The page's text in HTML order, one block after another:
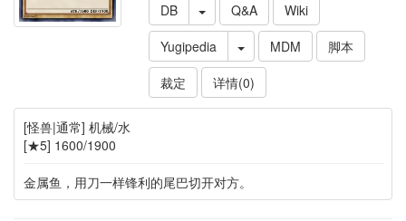
DB Q&A
Wiki
Yugipedia
MDM
脚本
裁定
详情(0)
[怪兽|通常] 机械/水
[★5] 1600/1900
金属鱼，用刀一样锋利的尾巴切开对方。